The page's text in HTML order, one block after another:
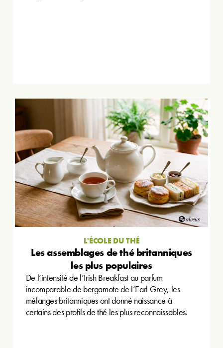
L'ÉCOLE DU THÉ
Les assemblages de thé britanniques
les plus populaires
De l’intensité de l’Irish Breakfast au parfum
incomparable de bergamote de l’Earl Grey, les
mélanges britanniques ont donné naissance à
certains des profils de thé les plus reconnaissables.